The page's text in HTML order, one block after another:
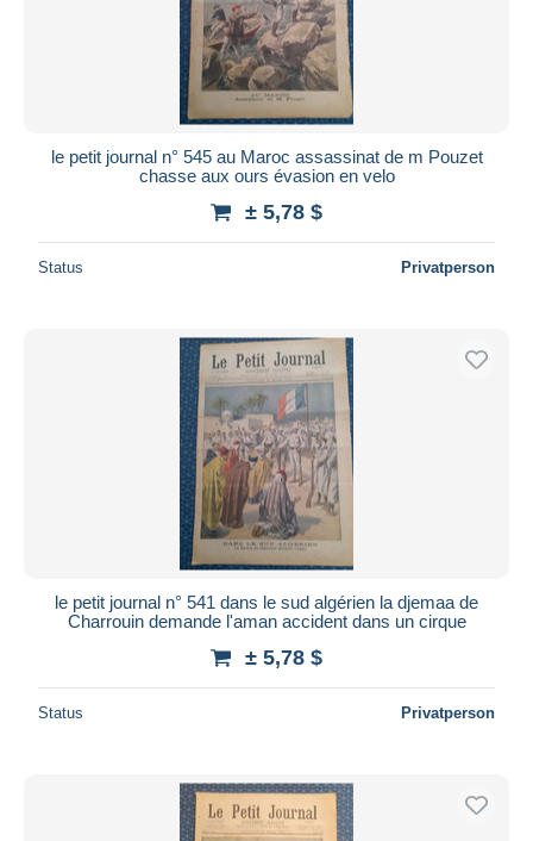
le petit journal n° 545 au Maroc assassinat de m Pouzet
chasse aux ours évasion en velo
± 5,78 $
Status Privatperson
le petit journal n° 541 dans le sud algérien la djemaa de
Charrouin demande l'aman accident dans un cirque
± 5,78 $
Status Privatperson